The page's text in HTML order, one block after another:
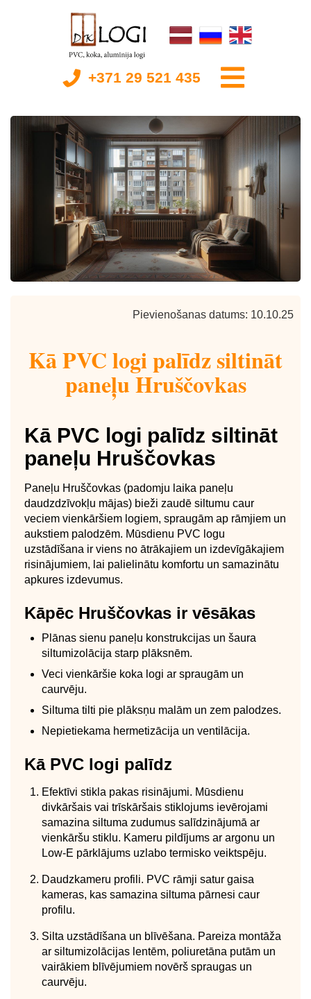
+371 29 521 435
Pievienošanas datums: 10.10.25
Kā PVC logi palīdz siltināt
paneļu Hruščovkas
Kā PVC logi palīdz siltināt
paneļu Hruščovkas
Paneļu Hruščovkas (padomju laika paneļu
daudzdzīvokļu mājas) bieži zaudē siltumu caur
veciem vienkāršiem logiem, spraugām ap rāmjiem un
aukstiem palodzēm. Mūsdienu PVC logu
uzstādīšana ir viens no ātrākajiem un izdevīgākajiem
risinājumiem, lai palielinātu komfortu un samazinātu
apkures izdevumus.
Kāpēc Hruščovkas ir vēsākas
Plānas sienu paneļu konstrukcijas un šaura
siltumizolācija starp plāksnēm.
Veci vienkāršie koka logi ar spraugām un
caurvēju.
Siltuma tilti pie plāksņu malām un zem palodzes.
Nepietiekama hermetizācija un ventilācija.
Kā PVC logi palīdz
Efektīvi stikla pakas risinājumi. Mūsdienu
divkāršais vai trīskāršais stiklojums ievērojami
samazina siltuma zudumus salīdzinājumā ar
vienkāršu stiklu. Kameru pildījums ar argonu un
Low-E pārklājums uzlabo termisko veiktspēju.
Daudzkameru profili. PVC rāmji satur gaisa
kameras, kas samazina siltuma pārnesi caur
profilu.
Silta uzstādīšana un blīvēšana. Pareiza montāža
ar siltumizolācijas lentēm, poliuretāna putām un
vairākiem blīvējumiem novērš spraugas un
caurvēju.